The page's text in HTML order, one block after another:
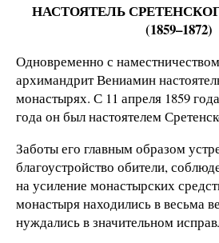
НАСТОЯТЕЛЬ
(1859–1872)
Одновременно с
архимандрит Вениамин
монастырях. С 11 апреля 1859
года он был настоятелем
Заботы его главным образом
благоустройство обители,
на усиление монастырских
монастыря находились в весьма
нуждались в значительном